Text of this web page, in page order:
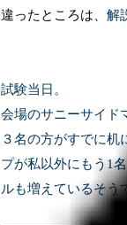
違ったところは、 解
試験当日。
会場のサニーサイド
３名の方がすでに机
プが私以外にもう 1
ルも増えているそう